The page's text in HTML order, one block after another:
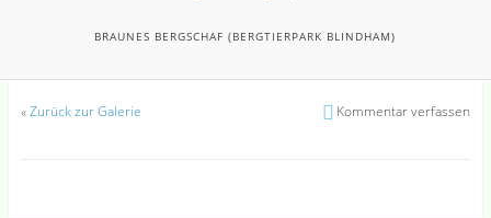
BRAUNES BERGSCHAF (BERGTIERPARK BLINDHAM)
«Zurück zur Galerie Kommentar verfassen